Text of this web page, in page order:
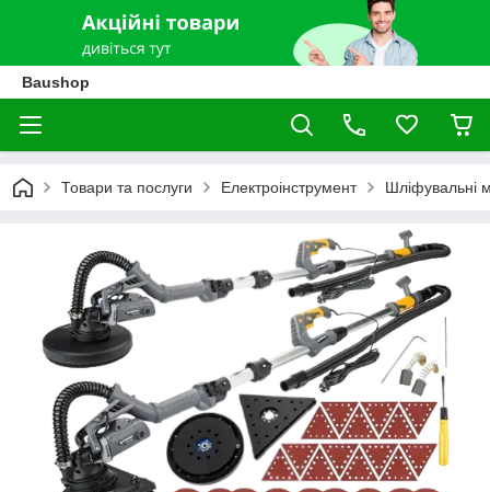
Baushop
Товари та послуги Електроінструмент Шліфувальні